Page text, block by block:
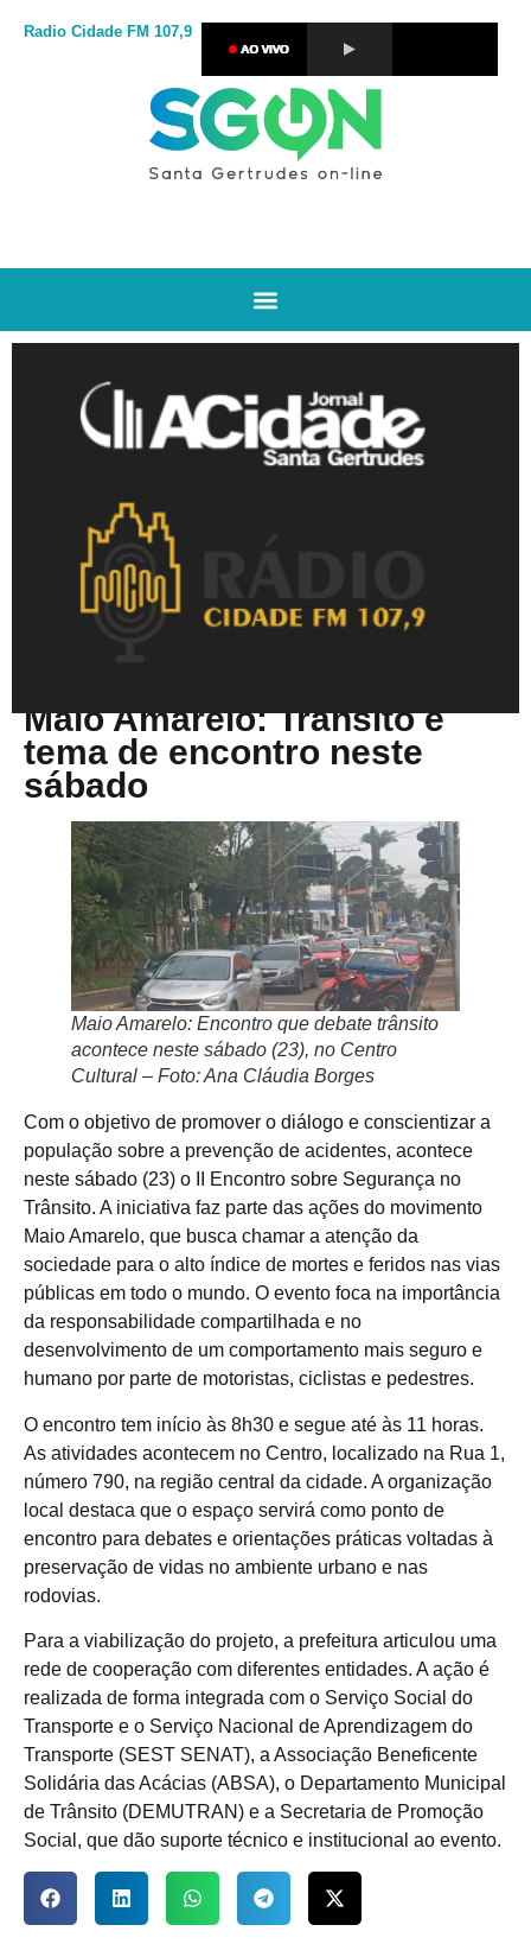
Radio Cidade FM 107,9
Maio Amarelo: Trânsito é
tema de encontro neste
sábado
Maio Amarelo: Encontro que debate trânsito
acontece neste sábado (23), no Centro
Cultural – Foto: Ana Cláudia Borges
Com o objetivo de promover o diálogo e conscientizar a
população sobre a prevenção de acidentes, acontece
neste sábado (23) o II Encontro sobre Segurança no
Trânsito. A iniciativa faz parte das ações do movimento
Maio Amarelo, que busca chamar a atenção da
sociedade para o alto índice de mortes e feridos nas vias
públicas em todo o mundo. O evento foca na importância
da responsabilidade compartilhada e no
desenvolvimento de um comportamento mais seguro e
humano por parte de motoristas, ciclistas e pedestres.
O encontro tem início às 8h30 e segue até às 11 horas.
As atividades acontecem no Centro, localizado na Rua 1,
número 790, na região central da cidade. A organização
local destaca que o espaço servirá como ponto de
encontro para debates e orientações práticas voltadas à
preservação de vidas no ambiente urbano e nas
rodovias.
Para a viabilização do projeto, a prefeitura articulou uma
rede de cooperação com diferentes entidades. A ação é
realizada de forma integrada com o Serviço Social do
Transporte e o Serviço Nacional de Aprendizagem do
Transporte (SEST SENAT), a Associação Beneficente
Solidária das Acácias (ABSA), o Departamento Municipal
de Trânsito (DEMUTRAN) e a Secretaria de Promoção
Social, que dão suporte técnico e institucional ao evento.